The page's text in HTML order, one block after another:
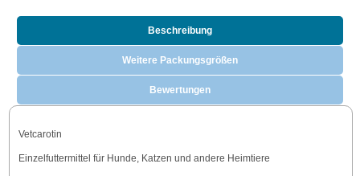
Beschreibung
Weitere Packungsgrößen
Bewertungen
Vetcarotin
Einzelfuttermittel für Hunde, Katzen und andere Heimtiere